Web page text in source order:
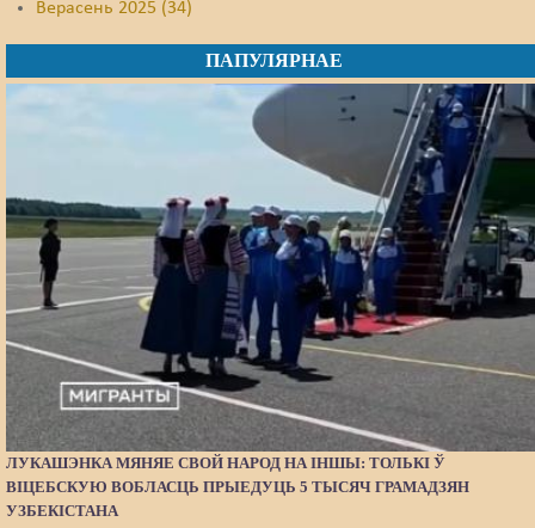
Верасень 2025 (34)
ПАПУЛЯРНАЕ
ЛУКАШЭНКА МЯНЯЕ СВОЙ НАРОД НА ІНШЫ: ТОЛЬКІ Ў
ВІЦЕБСКУЮ ВОБЛАСЦЬ ПРЫЕДУЦЬ 5 ТЫСЯЧ ГРАМАДЗЯН
УЗБЕКІСТАНА